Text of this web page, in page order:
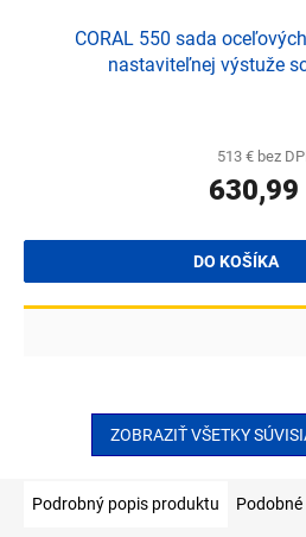
CORAL 550 sada
nastaviteľnej výstuže
513 € bez
630,99
DO KOŠÍKA
ZOBRAZIŤ VŠETKY
Podrobný popis produktu Podobné